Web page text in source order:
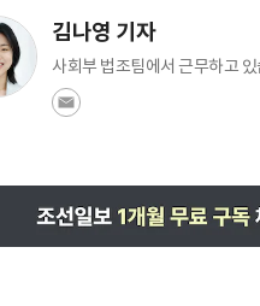
김나영 기자
사회부 법조팀에서 근무하고